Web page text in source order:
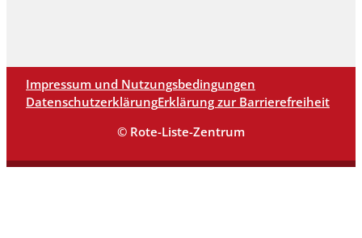
Impressum und Nutzungsbedingungen
DatenschutzerklärungErklärung zur Barrierefreiheit
© Rote-Liste-Zentrum